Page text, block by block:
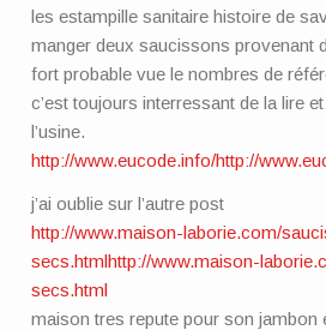
les estampille sanitaire histoire de
manger deux saucissons provenant
fort probable vue le nombres de
c’est toujours interressant de la lire
l’usine.
http://www.eucode.info/http://
j’ai oublie sur l’autre post
http://www.maison-laborie.com/
secs.htmlhttp://www.maison-
secs.html
maison tres repute pour son jambon